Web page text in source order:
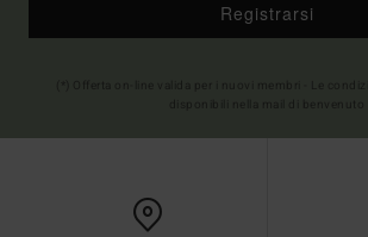
Registrarsi